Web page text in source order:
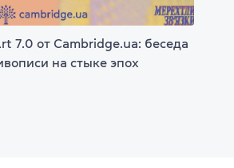
7.0 от Cambridge.ua: беседа
на стыке эпох